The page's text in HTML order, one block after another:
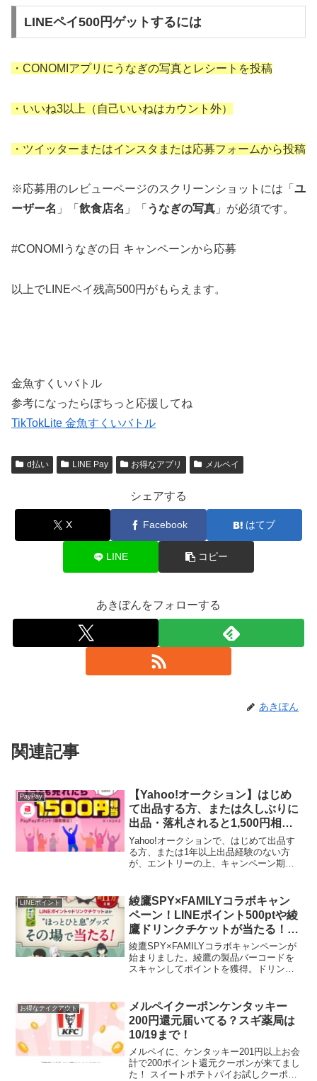
LINEペイ500円ゲットするには
・CONOMIアプリにうなぎの写真とレシートを投稿
・いいね3以上（自己いいねはカウント外）
・ツイッターまたはインスタまたは応募フォームから投稿
※応募用のレビューページのスクリーンショットには「 ユ
ーザー名 」「 飲食店名 」「 うなぎの写真 」が必須です。
#CONOMIうなぎの日 キャンペーンから応募
以上でLINEペイ残高500円がもらえます。
金魚すくいバトル
参考になったらぽちっと応援してね
TikTokLite 金魚すくいバトル
d払い LINE Pay お得なアプリ メルペイ
シェアする
X Facebook はてブ
LINE コピー
あきぽんをフォローする
あきぽん
関連記事
PayPay
【Yahoo!オークション】はじめ
て出品する方、または久しぶりに
出品・落札されると1,500円相当
のPayPayポイントもらえる
Yahoo!オークションで、はじめて出品す
る方、または1年以上出品経験のない方
が、エントリーの上、キャンペーン期間
もらえます。達成条件： 特設ページから
エン...
LINEポイント
綾鷹SPY×FAMILYコラボキャン
ペーン！LINEポイント500ptや綾
鷹ドリンクチケットが当たる！毎
日挑戦
綾鷹SPY×FAMILYコラボキャンペーンが
始まりました。綾鷹の製品バーコードを
スキャンしてポイントを獲得。ドリンク
す！ ＜1ポイントコース＞LINEポイント
500...
お得なテイクアウト
メルペイクーポンケンタッキー
200円還元届いてる？スギ薬局は
10/19まで！
メルペイに、ケンタッキー201円以上お会
計で200ポイント還元クーポンが来てまし
た！ スイートポテトパイお試しクーポン